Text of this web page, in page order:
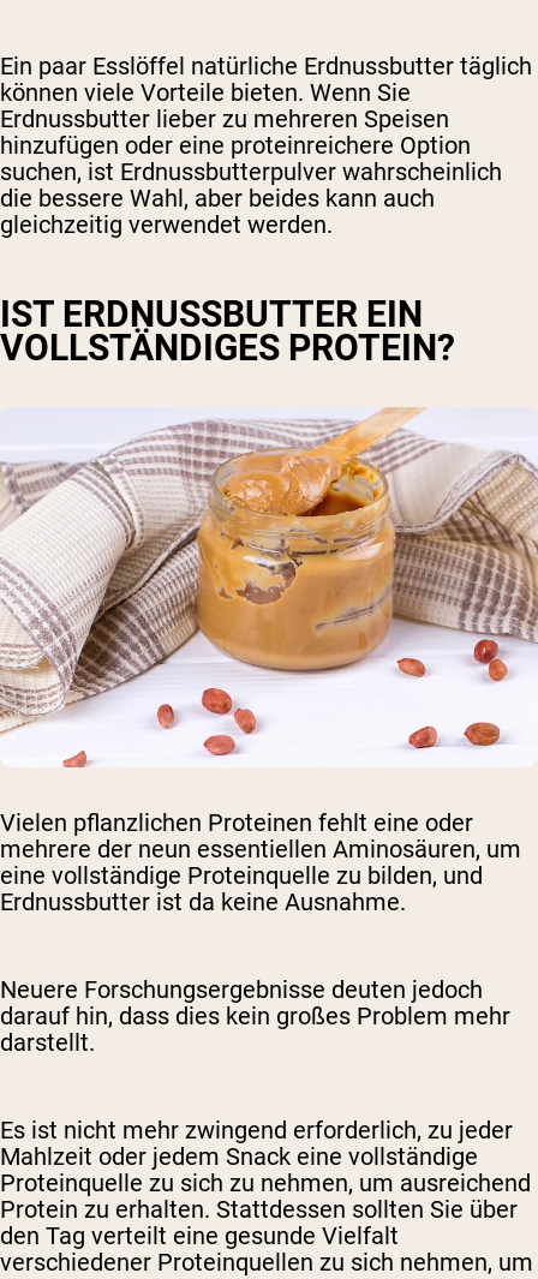
Ein paar Esslöffel natürliche Erdnussbutter täglich
können viele Vorteile bieten. Wenn Sie
Erdnussbutter lieber zu mehreren Speisen
hinzufügen oder eine proteinreichere Option
suchen, ist Erdnussbutterpulver wahrscheinlich
die bessere Wahl, aber beides kann auch
gleichzeitig verwendet werden.
IST ERDNUSSBUTTER EIN
VOLLSTÄNDIGES PROTEIN?
Vielen pflanzlichen Proteinen fehlt eine oder
mehrere der neun essentiellen Aminosäuren, um
eine vollständige Proteinquelle zu bilden, und
Erdnussbutter ist da keine Ausnahme.
Neuere Forschungsergebnisse deuten jedoch
darauf hin, dass dies kein großes Problem mehr
darstellt.
Es ist nicht mehr zwingend erforderlich, zu jeder
Mahlzeit oder jedem Snack eine vollständige
Proteinquelle zu sich zu nehmen, um ausreichend
Protein zu erhalten. Stattdessen sollten Sie über
den Tag verteilt eine gesunde Vielfalt
verschiedener Proteinquellen zu sich nehmen, um